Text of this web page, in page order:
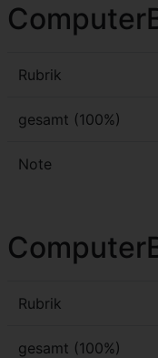
Rubrik
gesamt (100%)
Note
Rubrik
gesamt (100%)